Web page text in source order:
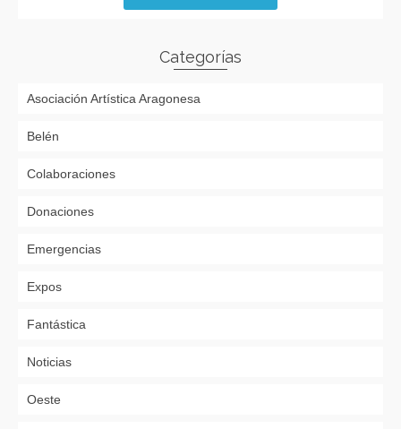
Categorías
Asociación Artística Aragonesa
Belén
Colaboraciones
Donaciones
Emergencias
Expos
Fantástica
Noticias
Oeste